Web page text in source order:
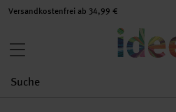
Versandkostenfrei ab 34,99 €